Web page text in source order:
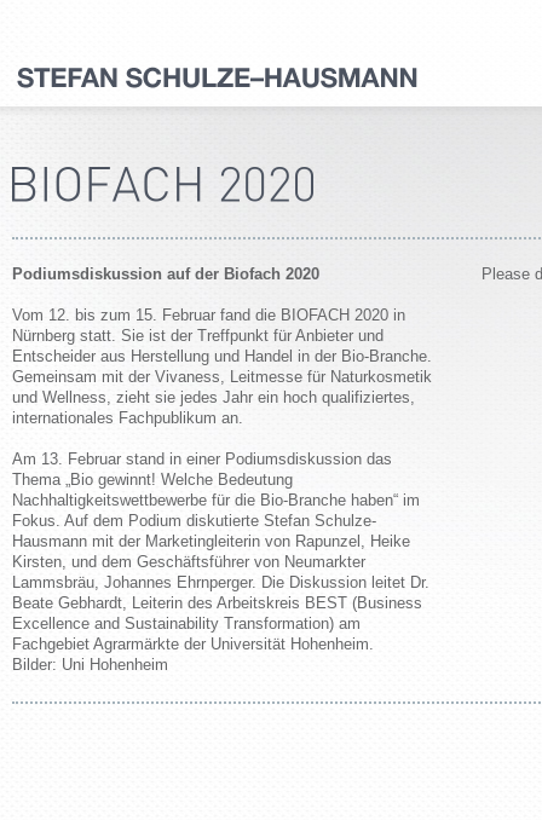
Podiumsdiskussion auf der Biofach 2020
Vom 12. bis zum 15. Februar fand die BIOFACH 2020 in
Nürnberg statt. Sie ist der Treffpunkt für Anbieter und
Entscheider aus Herstellung und Handel in der Bio-Branche.
Gemeinsam mit der Vivaness, Leitmesse für Naturkosmetik
und Wellness, zieht sie jedes Jahr ein hoch qualifiziertes,
internationales Fachpublikum an.
Am 13. Februar stand in einer Podiumsdiskussion das
Thema „Bio gewinnt! Welche Bedeutung
Nachhaltigkeitswettbewerbe für die Bio-Branche haben“ im
Fokus. Auf dem Podium diskutierte Stefan Schulze-
Hausmann mit der Marketingleiterin von Rapunzel, Heike
Kirsten, und dem Geschäftsführer von Neumarkter
Lammsbräu, Johannes Ehrnperger. Die Diskussion leitet Dr.
Beate Gebhardt, Leiterin des Arbeitskreis BEST (Business
Excellence and Sustainability Transformation) am
Fachgebiet Agrarmärkte der Universität Hohenheim.
Bilder: Uni Hohenheim
Please